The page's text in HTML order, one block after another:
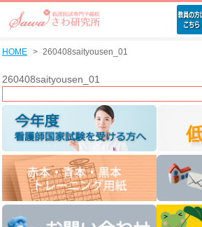
HOME 260408saityousen_01
260408saityousen_01